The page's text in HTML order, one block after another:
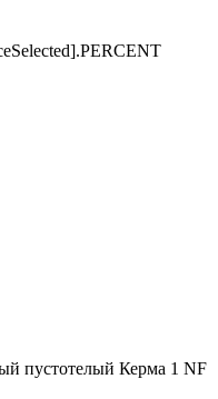
пустотелый Керма 1 NF